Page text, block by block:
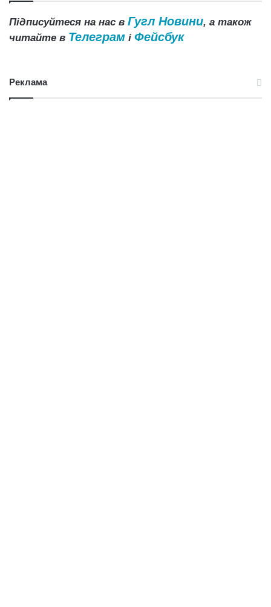
Підписуйтеся на нас в Гугл Новини, а також
читайте в Телеграм і Фейсбук
Реклама